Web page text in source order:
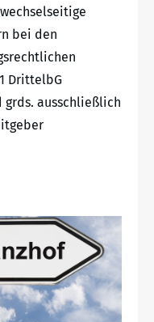
bei den
DrittelbG
ausschließlich